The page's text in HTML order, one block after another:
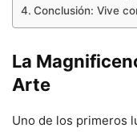
Conclusión: Vive
La
Arte
Uno de los primeros